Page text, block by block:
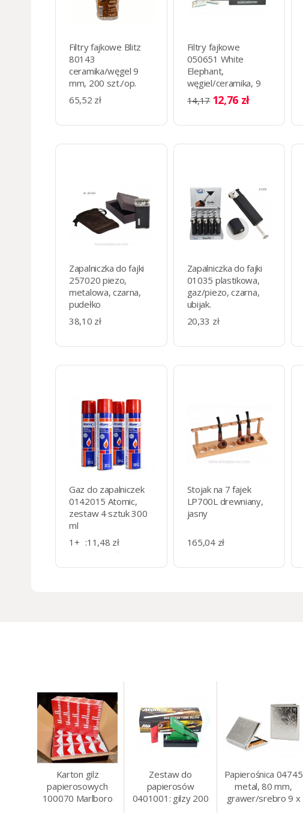
Filtry fajkowe Blitz
80143
ceramika/węgel 9
mm, 200 szt./op.
65,52 zł
Filtry fajkowe
050651 White
Elephant,
węgiel/ceramika, 9
mm, 20 szt
14,17 12,76 zł
Zapalniczka do fajki
257020 piezo,
metalowa, czarna,
pudełko
38,10 zł
Zapalniczka do fajki
01035 plastikowa,
gaz/piezo, czarna,
ubijak.
20,33 zł
Gaz do zapalniczek
0142015 Atomic,
zestaw 4 sztuk 300
ml
1+ :11,48 zł
11,13 zł
13+:10,74 zł
Stojak na 7 fajek
LP700L drewniany,
jasny
165,04 zł
Karton gilz
papierosowych
100070 Marlboro
Zestaw do
papierosów
0401001: gilzy 200
Papierośnica 04745
metal, 80 mm,
grawer/srebro 9 x